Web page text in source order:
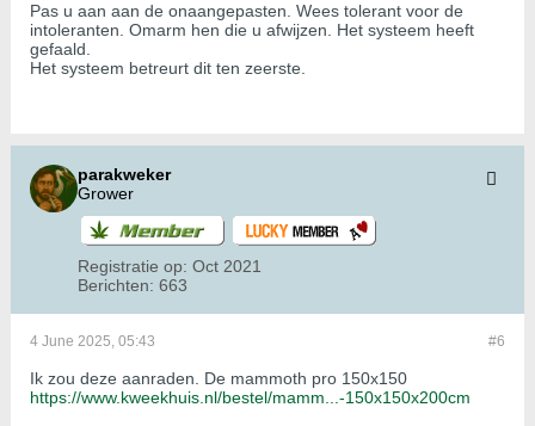
Pas u aan aan de onaangepasten. Wees tolerant voor de
intoleranten. Omarm hen die u afwijzen. Het systeem heeft
gefaald.
Het systeem betreurt dit ten zeerste.
parakweker
Grower
Registratie op: Oct 2021
Berichten: 663
#6
4 June 2025, 05:43
Ik zou deze aanraden. De mammoth pro 150x150
https://www.kweekhuis.nl/bestel/mamm...-150x150x200cm